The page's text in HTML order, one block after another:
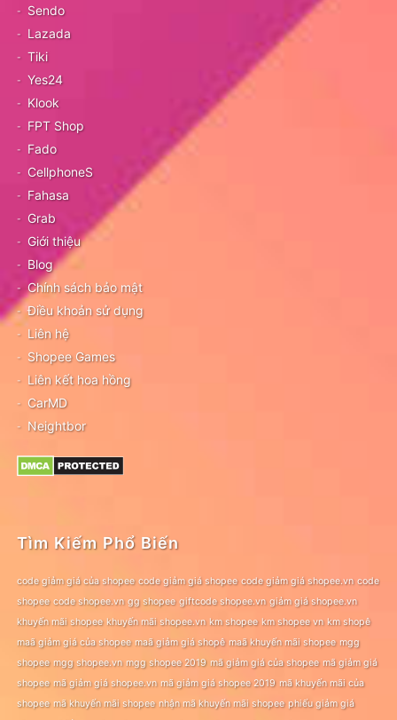
Sendo
Lazada
Tiki
Yes24
Klook
FPT Shop
Fado
CellphoneS
Fahasa
Grab
Giới thiệu
Blog
Chính sách bảo mật
Điều khoản sử dụng
Liên hệ
Shopee Games
Liên kết hoa hồng
CarMD
Neightbor
Tìm Kiếm Phổ Biến
code giảm giá của shopee code giảm giá shopee code giảm giá shopee.vn code
shopee code shopee.vn gg shopee giftcode shopee.vn giảm giá shopee.vn
khuyến mãi shopee khuyến mãi shopee.vn km shopee km shopee vn km shopê
maã giảm giá của shopee maã giảm giá shopê maã khuyến mãi shopee mgg
shopee mgg shopee.vn mgg shopee 2019 mã giảm giá của shopee mã giảm giá
shopee mã giảm giá shopee.vn mã giảm giá shopee 2019 mã khuyến mãi của
shopee mã khuyến mãi shopee nhận mã khuyến mãi shopee phiếu giảm giá